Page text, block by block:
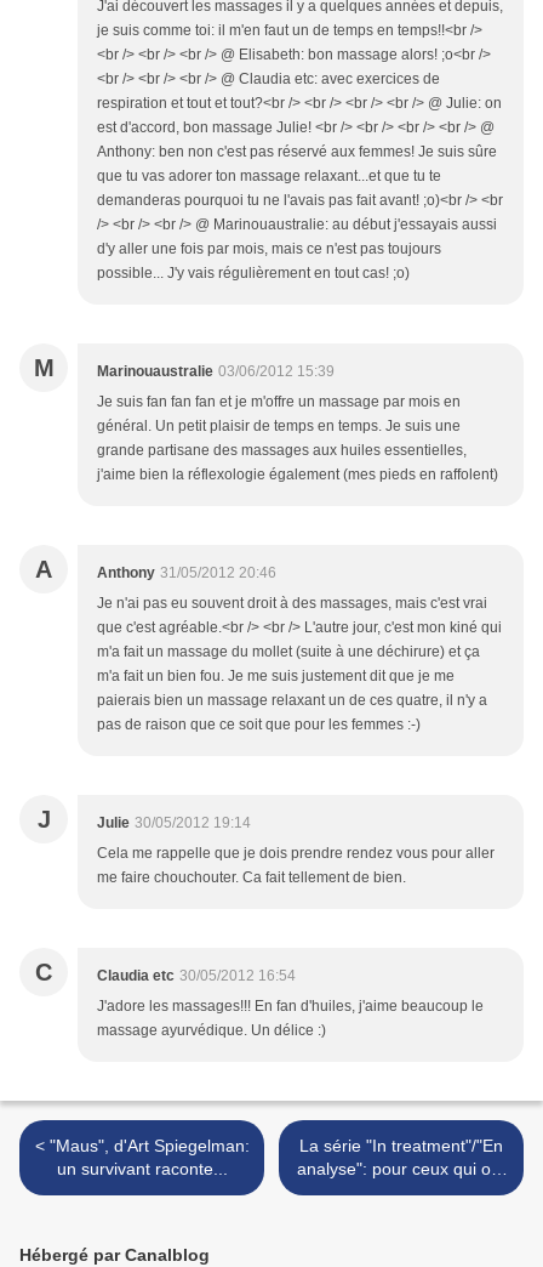
J'ai découvert les massages il y a quelques années et depuis,
je suis comme toi: il m'en faut un de temps en temps!!<br />
<br /> <br /> <br /> @ Elisabeth: bon massage alors! ;o<br />
<br /> <br /> <br /> @ Claudia etc: avec exercices de
respiration et tout et tout?<br /> <br /> <br /> <br /> @ Julie: on
est d'accord, bon massage Julie! <br /> <br /> <br /> <br /> @
Anthony: ben non c'est pas réservé aux femmes! Je suis sûre
que tu vas adorer ton massage relaxant...et que tu te
demanderas pourquoi tu ne l'avais pas fait avant! ;o)<br /> <br
/> <br /> <br /> @ Marinouaustralie: au début j'essayais aussi
d'y aller une fois par mois, mais ce n'est pas toujours
possible... J'y vais régulièrement en tout cas! ;o)
M Marinouaustralie 03/06/2012 15:39
Je suis fan fan fan et je m'offre un massage par mois en
général. Un petit plaisir de temps en temps. Je suis une
grande partisane des massages aux huiles essentielles,
j'aime bien la réflexologie également (mes pieds en raffolent)
A Anthony 31/05/2012 20:46
Je n'ai pas eu souvent droit à des massages, mais c'est vrai
que c'est agréable.<br /> <br /> L'autre jour, c'est mon kiné qui
m'a fait un massage du mollet (suite à une déchirure) et ça
m'a fait un bien fou. Je me suis justement dit que je me
paierais bien un massage relaxant un de ces quatre, il n'y a
pas de raison que ce soit que pour les femmes :-)
J Julie 30/05/2012 19:14
Cela me rappelle que je dois prendre rendez vous pour aller
me faire chouchouter. Ca fait tellement de bien.
C Claudia etc 30/05/2012 16:54
J'adore les massages!!! En fan d'huiles, j'aime beaucoup le
massage ayurvédique. Un délice :)
< "Maus", d'Art Spiegelman:
un survivant raconte...
La série "In treatment"/"En
analyse": pour ceux qui ont
toujours rêvé d'être une
Hébergé par Canalblog